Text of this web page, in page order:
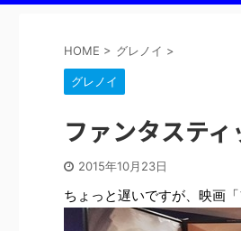
HOME > グレノイ >
グレノイ
ファンタステ
2015年10月23日
ちょっと遅いですが、映画